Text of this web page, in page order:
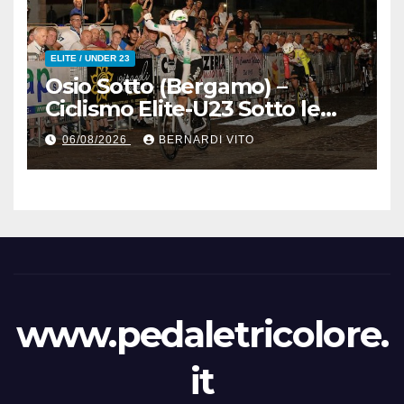
ELITE / UNDER 23
Osio Sotto (Bergamo) –
Ciclismo Elite-U23 Sotto le
Stelle : Kevin Bertoncelli (SC
Padovani-Polo Cherry Bank)
su Andrea Biancalani
06/08/2026 BERNARDI VITO
www.pedaletricolore.
it